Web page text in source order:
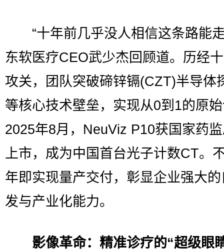
“十年前几乎没人相信这条路能走
东软医疗CEO武少杰回顾道。历经
攻关，团队突破碲锌镉(CZT)半导体
等核心技术壁垒，实现从0到1的原
2025年8月，NeuViz P10获国家药
上市，成为中国首台光子计数CT。
年即实现量产交付，彰显企业强大
发与产业化能力。
影像革命：精准诊疗的“超级眼